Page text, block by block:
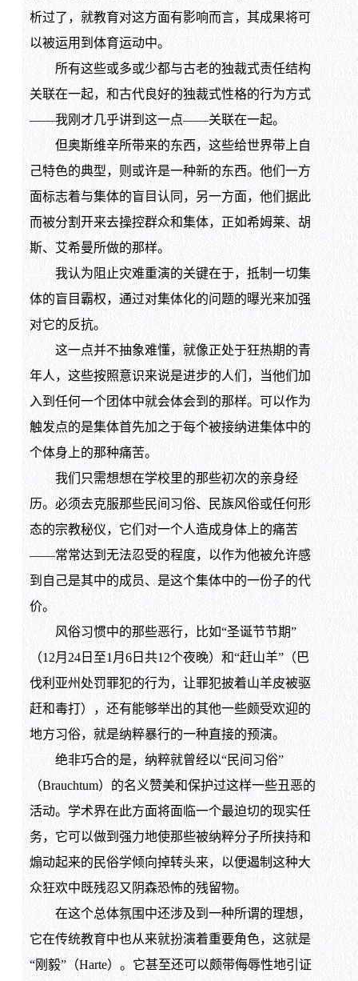
析过了，就教育对这方面有影响而言，其成果将可
以被运用到体育运动中。
所有这些或多或少都与古老的独裁式责任结构
关联在一起，和古代良好的独裁式性格的行为方式
——我刚才几乎讲到这一点——关联在一起。
但奥斯维辛所带来的东西，这些给世界带上自
己特色的典型，则或许是一种新的东西。他们一方
面标志着与集体的盲目认同，另一方面，他们据此
而被分割开来去操控群众和集体，正如希姆莱、胡
斯、艾希曼所做的那样。
我认为阻止灾难重演的关键在于，抵制一切集
体的盲目霸权，通过对集体化的问题的曝光来加强
对它的反抗。
这一点并不抽象难懂，就像正处于狂热期的青
年人，这些按照意识来说是进步的人们，当他们加
入到任何一个团体中就会体会到的那样。可以作为
触发点的是集体首先加之于每个被接纳进集体中的
个体身上的那种痛苦。
我们只需想想在学校里的那些初次的亲身经
历。必须去克服那些民间习俗、民族风俗或任何形
态的宗教秘仪，它们对一个人造成身体上的痛苦
——常常达到无法忍受的程度，以作为他被允许感
到自己是其中的成员、是这个集体中的一份子的代
价。
风俗习惯中的那些恶行，比如“圣诞节节期”
（12月24日至1月6日共12个夜晚）和“赶山羊”（巴
伐利亚州处罚罪犯的行为，让罪犯披着山羊皮被驱
赶和毒打），还有能够举出的其他一些颇受欢迎的
地方习俗，就是纳粹暴行的一种直接的预演。
绝非巧合的是，纳粹就曾经以“民间习俗”
（Brauchtum）的名义赞美和保护过这样一些丑恶的
活动。学术界在此方面将面临一个最迫切的现实任
务，它可以做到强力地使那些被纳粹分子所挟持和
煽动起来的民俗学倾向掉转头来，以便遏制这种大
众狂欢中既残忍又阴森恐怖的残留物。
在这个总体氛围中还涉及到一种所谓的理想，
它在传统教育中也从来就扮演着重要角色，这就是
“刚毅”（Harte）。它甚至还可以颇带侮辱性地引证